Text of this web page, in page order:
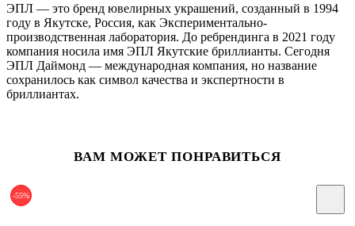
ЭПЛ — это бренд ювелирных украшений, созданный в 1994
году в Якутске, Россия, как Экспериментально-
производственная лаборатория. До ребрендинга в 2021 году
компания носила имя ЭПЛ Якутские бриллианты. Сегодня
ЭПЛ Даймонд — международная компания, но название
сохранилось как символ качества и экспертности в
бриллиантах.
ВАМ МОЖЕТ ПОНРАВИТЬСЯ
-55%